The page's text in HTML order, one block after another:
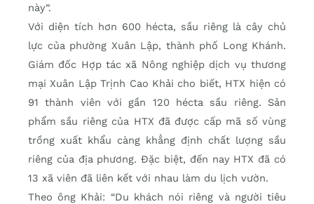
này”.
Với diện tích hơn 600 hécta, sầu riêng là cây chủ
lực của phường Xuân Lập, thành phố Long Khánh.
Giám đốc Hợp tác xã Nông nghiệp dịch vụ thương
mại Xuân Lập Trịnh Cao Khải cho biết, HTX hiện có
91 thành viên với gần 120 hécta sầu riêng. Sản
phẩm sầu riêng của HTX đã được cấp mã số vùng
trồng xuất khẩu càng khẳng định chất lượng sầu
riêng của địa phương. Đặc biệt, đến nay HTX đã có
13 xã viên đã liên kết với nhau làm du lịch vườn.
Theo ông Khải: “Du khách nói riêng và người tiêu